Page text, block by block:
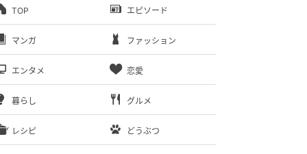
TOP エピソード
マンガ ファッション
エンタメ 恋愛
暮らし グルメ
レシピ どうぶつ